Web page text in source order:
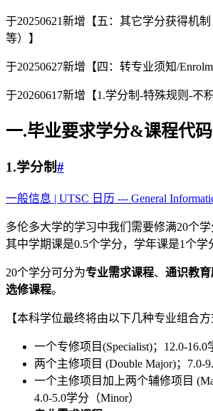
于20250621新增【五：其它学分获得机
等）】
于20250627新增【四：转专业须知/
于20260617新增【1.学分制-特殊规则-不
一.毕业要求学分&课程代
1.学分制#
一般信息 | UTSC 日历 --- General
多伦多大学的学习中我们需要修满20个学
其中学期课是0.5个学分，学年课是1个学
20个学分可分为专业需求课程、 通识教
选修课程。
【本科学位最终将由以下几种专业组合方
一个专修项目(Specialist)；12.0-16.0
两个主修项目 (Double Major)；7.0-
一个主修项目加上两个辅修项目
4.0-5.0学分（Minor）